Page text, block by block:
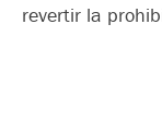
revertir la